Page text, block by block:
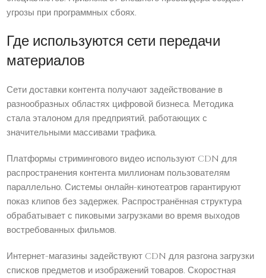
угрозы при программных сбоях.
Где используются сети передачи
материалов
Сети доставки контента получают задействование в
разнообразных областях цифровой бизнеса. Методика
стала эталоном для предприятий, работающих с
значительными массивами трафика.
Платформы стримингового видео используют CDN для
распространения контента миллионам пользователям
параллельно. Системы онлайн-кинотеатров гарантируют
показ клипов без задержек. Распространённая структура
обрабатывает с пиковыми загрузками во время выходов
востребованных фильмов.
Интернет-магазины задействуют CDN для разгона загрузки
списков предметов и изображений товаров. Скоростная